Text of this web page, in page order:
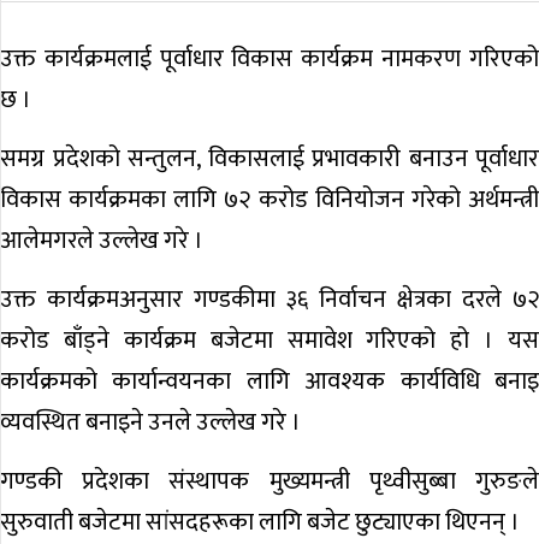
उक्त कार्यक्रमलाई पूर्वाधार विकास कार्यक्रम नामकरण गरिएको
छ ।
समग्र प्रदेशको सन्तुलन, विकासलाई प्रभावकारी बनाउन पूर्वाधार
विकास कार्यक्रमका लागि ७२ करोड विनियोजन गरेको अर्थमन्त्री
आलेमगरले उल्लेख गरे ।
उक्त कार्यक्रमअनुसार गण्डकीमा ३६ निर्वाचन क्षेत्रका दरले ७२
करोड बाँड्ने कार्यक्रम बजेटमा समावेश गरिएको हो । यस
कार्यक्रमको कार्यान्वयनका लागि आवश्यक कार्यविधि बनाइ
व्यवस्थित बनाइने उनले उल्लेख गरे ।
गण्डकी प्रदेशका संस्थापक मुख्यमन्त्री पृथ्वीसुब्बा गुरुङले
सुरुवाती बजेटमा सांसदहरूका लागि बजेट छुट्याएका थिएनन् ।